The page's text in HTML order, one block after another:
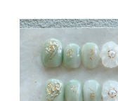
め爪用 短い爪用 大人っ
販販売店